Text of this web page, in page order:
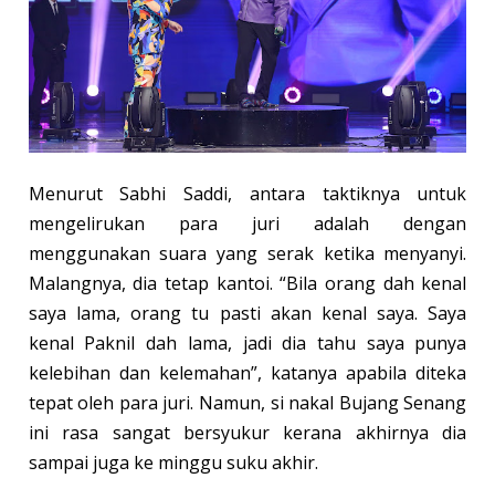
Menurut Sabhi Saddi, antara taktiknya untuk
mengelirukan para juri adalah dengan
menggunakan suara yang serak ketika menyanyi.
Malangnya, dia tetap kantoi. “Bila orang dah kenal
saya lama, orang tu pasti akan kenal saya. Saya
kenal Paknil dah lama, jadi dia tahu saya punya
kelebihan dan kelemahan”, katanya apabila diteka
tepat oleh para juri. Namun, si nakal Bujang Senang
ini rasa sangat bersyukur kerana akhirnya dia
sampai juga ke minggu suku akhir.